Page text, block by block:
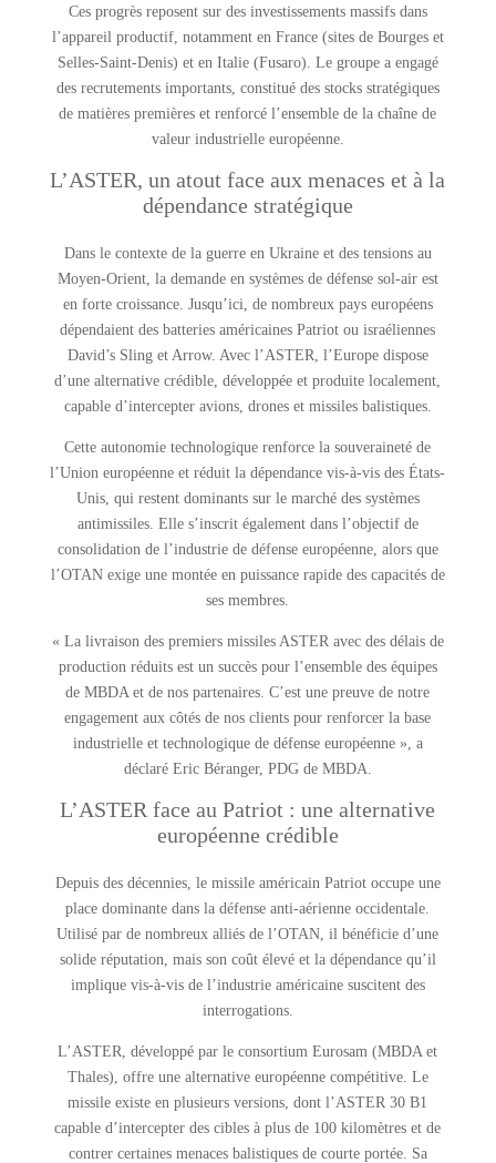
Ces progrès reposent sur des investissements massifs dans
l’appareil productif, notamment en France (sites de Bourges et
Selles-Saint-Denis) et en Italie (Fusaro). Le groupe a engagé
des recrutements importants, constitué des stocks stratégiques
de matières premières et renforcé l’ensemble de la chaîne de
valeur industrielle européenne.
L’ASTER, un atout face aux menaces et à la
dépendance stratégique
Dans le contexte de la guerre en Ukraine et des tensions au
Moyen-Orient, la demande en systèmes de défense sol-air est
en forte croissance. Jusqu’ici, de nombreux pays européens
dépendaient des batteries américaines Patriot ou israéliennes
David’s Sling et Arrow. Avec l’ASTER, l’Europe dispose
d’une alternative crédible, développée et produite localement,
capable d’intercepter avions, drones et missiles balistiques.
Cette autonomie technologique renforce la souveraineté de
l’Union européenne et réduit la dépendance vis-à-vis des États-
Unis, qui restent dominants sur le marché des systèmes
antimissiles. Elle s’inscrit également dans l’objectif de
consolidation de l’industrie de défense européenne, alors que
l’OTAN exige une montée en puissance rapide des capacités de
ses membres.
« La livraison des premiers missiles ASTER avec des délais de
production réduits est un succès pour l’ensemble des équipes
de MBDA et de nos partenaires. C’est une preuve de notre
engagement aux côtés de nos clients pour renforcer la base
industrielle et technologique de défense européenne », a
déclaré Eric Béranger, PDG de MBDA.
L’ASTER face au Patriot : une alternative
européenne crédible
Depuis des décennies, le missile américain Patriot occupe une
place dominante dans la défense anti-aérienne occidentale.
Utilisé par de nombreux alliés de l’OTAN, il bénéficie d’une
solide réputation, mais son coût élevé et la dépendance qu’il
implique vis-à-vis de l’industrie américaine suscitent des
interrogations.
L’ASTER, développé par le consortium Eurosam (MBDA et
Thales), offre une alternative européenne compétitive. Le
missile existe en plusieurs versions, dont l’ASTER 30 B1
capable d’intercepter des cibles à plus de 100 kilomètres et de
contrer certaines menaces balistiques de courte portée. Sa